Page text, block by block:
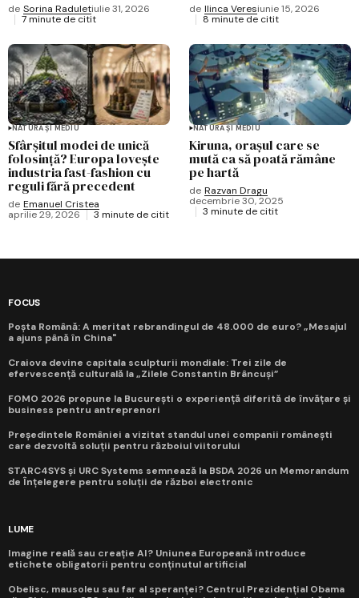
de Sorina Raduletiulie 31, 2026
7 minute de citit
de Ilinca Veresiunie 15, 2026
8 minute de citit
NATURĂ ȘI MEDIU
Sfârșitul modei de unică
folosință? Europa lovește
industria fast-fashion cu
reguli fără precedent
de Emanuel Cristea
aprilie 29, 2026
3 minute de citit
NATURĂ ȘI MEDIU
Kiruna, orașul care se
mută ca să poată rămâne
pe hartă
de Razvan Dragu
decembrie 30, 2025
3 minute de citit
FOCUS
Poșta Română: A meritat rebrandingul de 48.000 de euro? „Mesajul
a ajuns până în China"
Craiova devine capitala sculpturii mondiale: Trei zile de
efervescență culturală la „Zilele Constantin Brâncuși”
FOMO 2026 propune la București o experiență diferită de învățare și
business pentru antreprenori
Președintele României a vizitat standul unei companii românești
care dezvoltă soluții pentru războiul viitorului
STARC4SYS și URC Systems semnează la BSDA 2026 un Memorandum
de Înțelegere pentru soluții de război electronic
LUME
Imagine reală sau creație AI? Uniunea Europeană introduce
etichete obligatorii pentru conținutul artificial
Obelisc, mausoleu sau far al speranței? Centrul Prezidențial Obama